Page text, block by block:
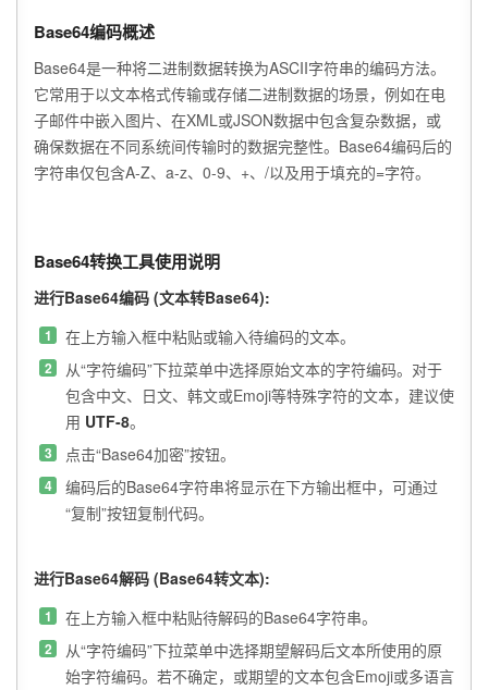
Base64编码概述
Base64是一种将二进制数据转换为ASCII字符串的编码方法。
它常用于以文本格式传输或存储二进制数据的场景，例如在电
子邮件中嵌入图片、在XML或JSON数据中包含复杂数据，或
确保数据在不同系统间传输时的数据完整性。Base64编码后的
字符串仅包含A-Z、a-z、0-9、+、/以及用于填充的=字符。
Base64转换工具使用说明
进行Base64编码 (文本转Base64):
在上方输入框中粘贴或输入待编码的文本。
从“字符编码”下拉菜单中选择原始文本的字符编码。对于
包含中文、日文、韩文或Emoji等特殊字符的文本，建议使
用 UTF-8。
点击“Base64加密”按钮。
编码后的Base64字符串将显示在下方输出框中，可通过
“复制”按钮复制代码。
进行Base64解码 (Base64转文本):
在上方输入框中粘贴待解码的Base64字符串。
从“字符编码”下拉菜单中选择期望解码后文本所使用的原
始字符编码。若不确定，或期望的文本包含Emoji或多语言